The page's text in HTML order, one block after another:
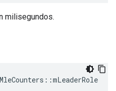
milisegundos.
::mLeaderRole